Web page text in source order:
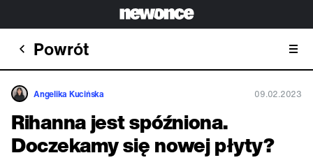
Powrót
Angelika Kucińska 09.02.2023
Rihanna jest spóźniona.
Doczekamy się nowej płyty?